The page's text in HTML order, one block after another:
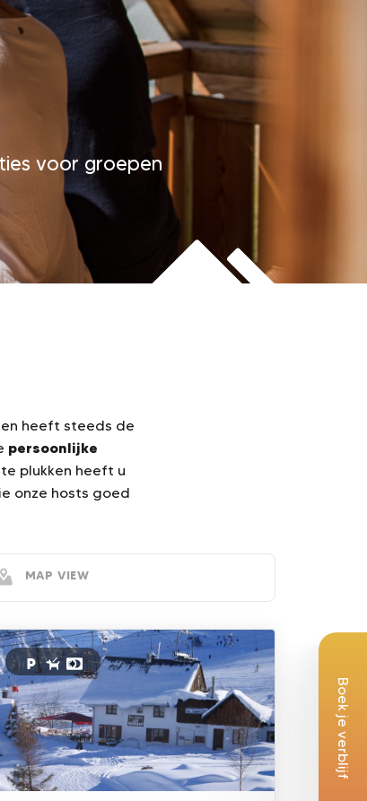
Boek je verblijf
voor groepen
heeft steeds de
persoonlijke
plukken heeft u
onze hosts goed
MAP VIEW